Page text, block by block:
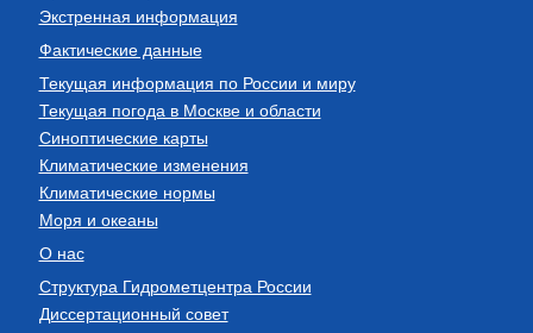
Экстренная информация
Фактические данные
Текущая информация по России и миру
Текущая погода в Москве и области
Синоптические карты
Климатические изменения
Климатические нормы
Моря и океаны
О нас
Структура Гидрометцентра России
Диссертационный совет